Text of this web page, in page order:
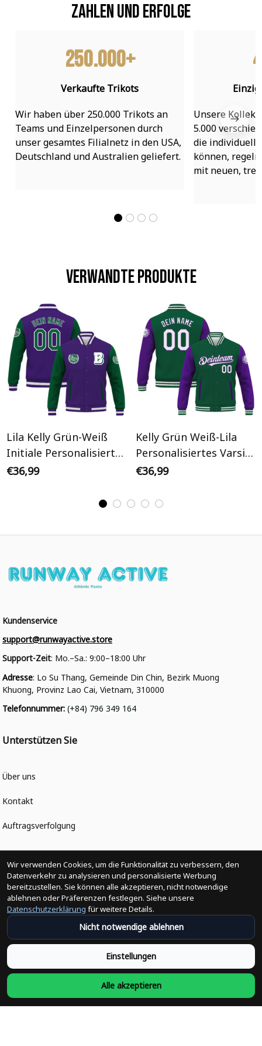
Zahlen und Erfolge
250.000+
Verkaufte Trikots
Wir haben über 250.000 Trikots an
Teams und Einzelpersonen durch
unser gesamtes Filialnetz in den USA,
Deutschland und Australien geliefert.
Unsere
5.000
die individuell
können,
mit neuen,
Verwandte Produkte
Lila Kelly Grün-Weiß
Initiale Personalisiertes
Varsity College Jacke
€36,99
Kelly Grün Weiß-Lila
Personalisiertes Varsity
College Jacke
€36,99
Kundenservice
support@runwayactive.store
Support-Zeit: Mo.–Sa.: 9:00–18:00 Uhr
Adresse: Lo Su Thang, Gemeinde Din Chin, Bezirk Muong
Khuong, Provinz Lao Cai, Vietnam, 310000
Telefonnummer: (+84) 796 349 164
Unterstützen Sie
Über uns
Kontakt
Auftragsverfolgung
Politiken
Änderungen der Bestellung
Versandpolitik
Rückerstattungsrichtlinie
Rückgabepolitik
Wir verwenden Cookies, um die Funktionalität zu verbessern, den
Datenverkehr zu analysieren und personalisierte Werbung
bereitzustellen. Sie können alle akzeptieren, nicht notwendige
ablehnen oder Präferenzen festlegen. Siehe unsere
Datenschutzerklärung für weitere Details.
Nicht notwendige ablehnen
Einstellungen
Alle akzeptieren